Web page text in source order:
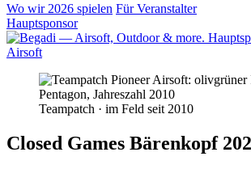
Wo wir 2026 spielen Für Veranstalter
Hauptsponsor
Teampatch · im Feld seit 2010
Closed Games Bärenkopf